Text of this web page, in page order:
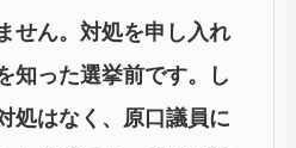
せん。対処を申し入れ
知った選挙前です。し
処はなく、原口議員に